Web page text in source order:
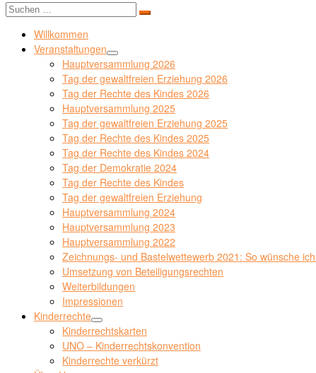
Suche
Suchen …
Willkommen
Veranstaltungen
Hauptversammlung 2026
Tag der gewaltfreien Erziehung 2026
Tag der Rechte des Kindes 2026
Hauptversammlung 2025
Tag der gewaltfreien Erziehung 2025
Tag der Rechte des Kindes 2025
Tag der Rechte des Kindes 2024
Tag der Demokratie 2024
Tag der Rechte des Kindes
Tag der gewaltfreien Erziehung
Hauptversammlung 2024
Hauptversammlung 2023
Hauptversammlung 2022
Zeichnungs- und Bastelwettewerb 2021: So wünsche
Umsetzung von Beteiligungsrechten
Weiterbildungen
Impressionen
Kinderrechte
Kinderrechtskarten
UNO – Kinderrechtskonvention
Kinderrechte verkürzt